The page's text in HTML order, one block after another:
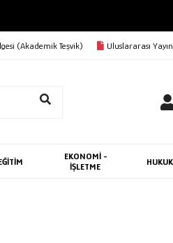
(Akademik Teşvik) Uluslararası
EKONOMİ -
İŞLETME
HUKUK